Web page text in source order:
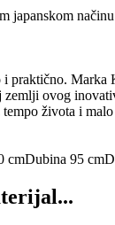
japanskom
i praktično. Marka
ovog
života i
cmDubina 95 cm